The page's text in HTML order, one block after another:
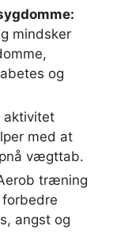
mindsker
og
aktivitet
med at
vægttab.
træning
angst og